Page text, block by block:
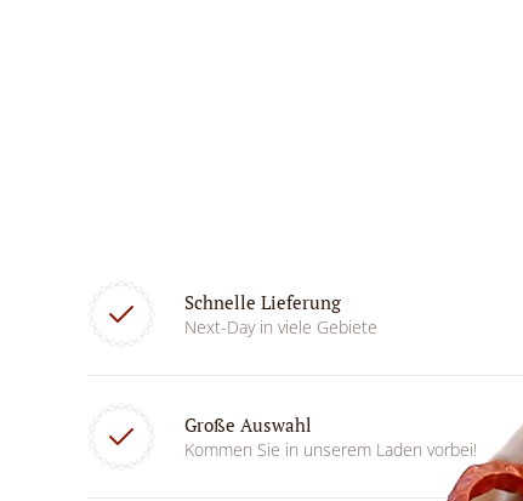
Schnelle Lieferung
Next-Day in viele Gebiete
Große Auswahl
Kommen Sie in unserem Laden vorbei!